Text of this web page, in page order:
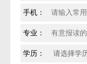
手机：
专业：
学历：